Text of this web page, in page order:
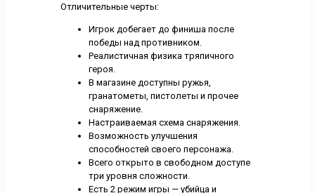
Отличительные черты:
Игрок добегает до финиша после
победы над противником.
Реалистичная физика тряпичного
героя.
В магазине доступны ружья,
гранатометы, пистолеты и прочее
снаряжение.
Настраиваемая схема снаряжения.
Возможность улучшения
способностей своего персонажа.
Всего открыто в свободном доступе
три уровня сложности.
Есть 2 режим игры — убийца и